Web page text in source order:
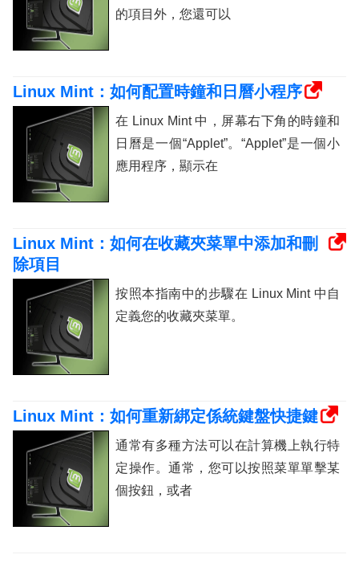
的項目外，您還可以
Linux Mint：如何配置時鐘和日曆小程序
在 Linux Mint 中，屏幕右下角的時鐘和
日曆是一個“Applet”。“Applet”是一個小
應用程序，顯示在
Linux Mint：如何在收藏夾菜單中添加和刪
除項目
按照本指南中的步驟在 Linux Mint 中自
定義您的收藏夾菜單。
Linux Mint：如何重新綁定係統鍵盤快捷鍵
通常有多種方法可以在計算機上執行特
定操作。通常，您可以按照菜單單擊某
個按鈕，或者